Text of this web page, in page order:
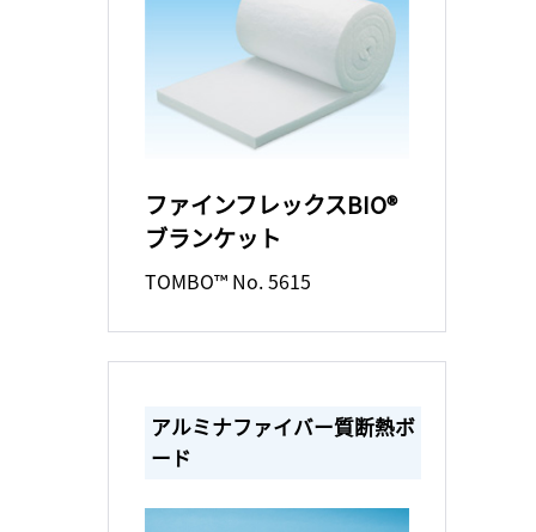
ファインフレックスBIO®
ブランケット
TOMBO™ No. 5615
アルミナファイバー質断熱ボ
ード